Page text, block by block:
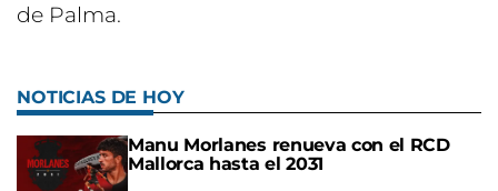
de Palma.
NOTICIAS DE HOY
Manu Morlanes renueva con el RCD
Mallorca hasta el 2031